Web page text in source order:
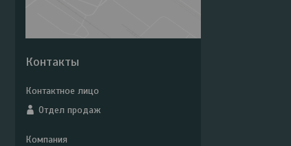
Контакты
Отдел продаж